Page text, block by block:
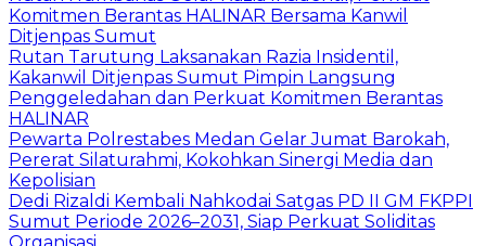
Komitmen Berantas HALINAR Bersama Kanwil
Ditjenpas Sumut
Rutan Tarutung Laksanakan Razia Insidentil,
Kakanwil Ditjenpas Sumut Pimpin Langsung
Penggeledahan dan Perkuat Komitmen Berantas
HALINAR
Pewarta Polrestabes Medan Gelar Jumat Barokah,
Pererat Silaturahmi, Kokohkan Sinergi Media dan
Kepolisian
Dedi Rizaldi Kembali Nahkodai Satgas PD II GM FKPPI
Sumut Periode 2026–2031, Siap Perkuat Soliditas